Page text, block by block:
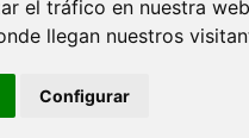
el tráfico en nuestra
llegan nuestros
Configurar